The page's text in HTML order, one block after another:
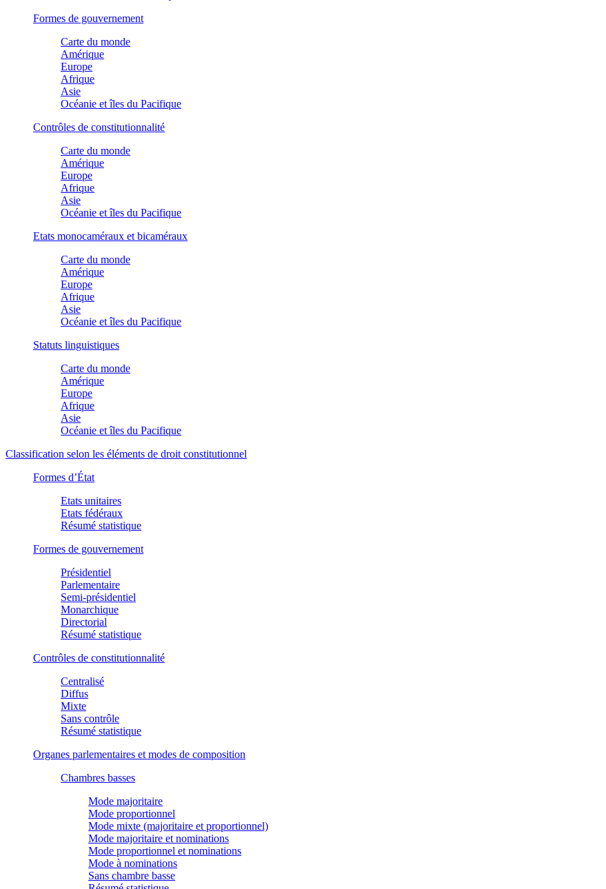
Formes de gouvernement
Carte du monde
Amérique
Europe
Afrique
Asie
Océanie et îles du Pacifique
Contrôles de constitutionnalité
Carte du monde
Amérique
Europe
Afrique
Asie
Océanie et îles du Pacifique
Etats monocaméraux et bicaméraux
Carte du monde
Amérique
Europe
Afrique
Asie
Océanie et îles du Pacifique
Statuts linguistiques
Carte du monde
Amérique
Europe
Afrique
Asie
Océanie et îles du Pacifique
Classification selon les éléments de droit constitutionnel
Formes d’État
Etats unitaires
Etats fédéraux
Résumé statistique
Formes de gouvernement
Présidentiel
Parlementaire
Semi-présidentiel
Monarchique
Directorial
Résumé statistique
Contrôles de constitutionnalité
Centralisé
Diffus
Mixte
Sans contrôle
Résumé statistique
Organes parlementaires et modes de composition
Chambres basses
Mode majoritaire
Mode proportionnel
Mode mixte (majoritaire et proportionnel)
Mode majoritaire et nominations
Mode proportionnel et nominations
Mode à nominations
Sans chambre basse